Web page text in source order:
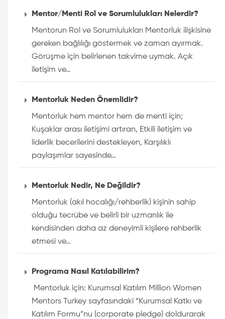
Mentor/Menti Rol ve Sorumlulukları Nelerdir?
Mentorun Rol ve Sorumlulukları Mentorluk ilişkisine
gereken bağlılığı göstermek ve zaman ayırmak.
Görüşme için belirlenen takvime uymak. Açık
iletişim ve…
Mentorluk Neden Önemlidir?
Mentorluk hem mentor hem de menti için;
Kuşaklar arası iletişimi artıran, Etkili iletişim ve
liderlik becerilerini destekleyen, Karşılıklı
paylaşımlar sayesinde…
Mentorluk Nedir, Ne Değildir?
Mentorluk (akıl hocalığı/rehberlik) kişinin sahip
olduğu tecrübe ve belirli bir uzmanlık ile
kendisinden daha az deneyimli kişilere rehberlik
etmesi ve…
Programa Nasıl Katılabilirim?
Mentorluk için: Kurumsal Katılım Million Women
Mentors Turkey sayfasındaki “Kurumsal Katkı ve
Katılım Formu”nu (corporate pledge) doldurarak